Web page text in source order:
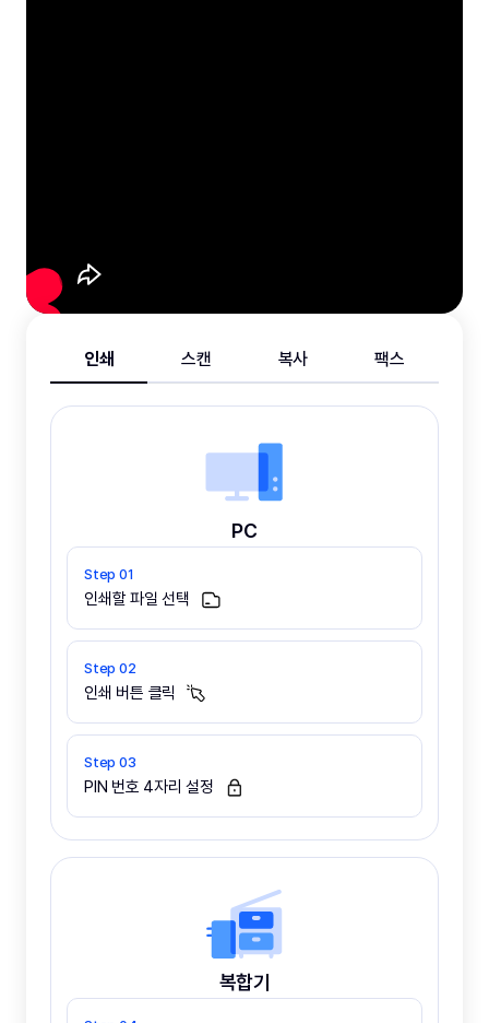
인쇄 스캔 복사 팩스
PC
인쇄할 파일 선택
인쇄 버튼 클릭
PIN 번호 4자리 설정
복합기